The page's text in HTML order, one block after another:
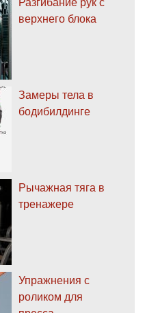
верхнего блока
Замеры тела в
бодибилдинге
Рычажная тяга в
тренажере
Упражнения с
роликом для